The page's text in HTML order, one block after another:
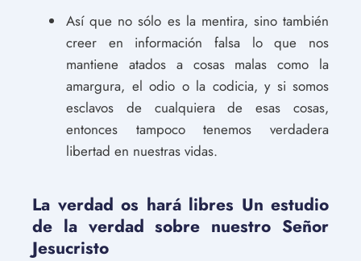
Así que no sólo es la mentira, sino también
creer en información falsa lo que nos
mantiene atados a cosas malas como la
amargura, el odio o la codicia, y si somos
esclavos de cualquiera de esas cosas,
entonces tampoco tenemos verdadera
libertad en nuestras vidas.
La verdad os hará libres Un estudio
de la verdad sobre nuestro Señor
Jesucristo